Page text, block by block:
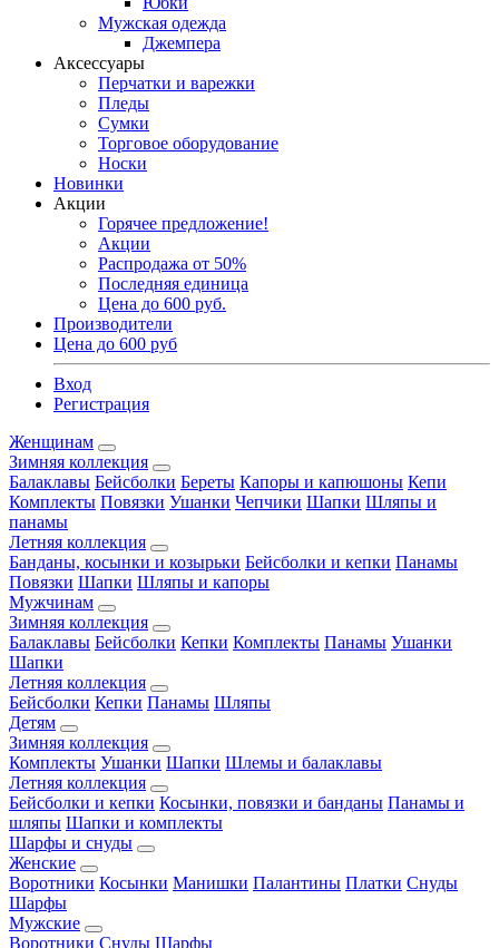
Мужская одежда
Джемпера
Аксессуары
Перчатки и варежки
Пледы
Сумки
Торговое оборудование
Носки
Новинки
Акции
Горячее предложение!
Акции
Распродажа от 50%
Последняя единица
Цена до 600 руб.
Производители
Цена до 600 руб
Вход
Регистрация
Женщинам
Зимняя коллекция
Балаклавы Бейсболки Береты Капоры и капюшоны Кепи
Комплекты Повязки Ушанки Чепчики Шапки Шляпы и
панамы
Летняя коллекция
Банданы, косынки и козырьки Бейсболки и кепки Панамы
Повязки Шапки Шляпы и капоры
Мужчинам
Зимняя коллекция
Балаклавы Бейсболки Кепки Комплекты Панамы Ушанки
Шапки
Летняя коллекция
Бейсболки Кепки Панамы Шляпы
Детям
Зимняя коллекция
Комплекты Ушанки Шапки Шлемы и балаклавы
Летняя коллекция
Бейсболки и кепки Косынки, повязки и банданы Панамы и
шляпы Шапки и комплекты
Шарфы и снуды
Женские
Воротники Косынки Манишки Палантины Платки Снуды
Шарфы
Мужские
Воротники Снуды Шарфы